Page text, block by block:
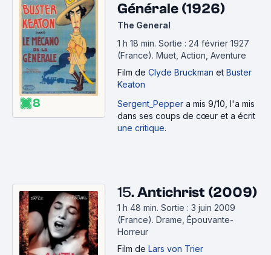
8
Générale (1926)
The General
1 h 18 min. Sortie : 24 février 1927
(France). Muet, Action, Aventure
Film de Clyde Bruckman et Buster
Keaton
Sergent_Pepper a mis 9/10, l'a mis
dans ses coups de cœur et a écrit
une critique.
15. Antichrist (2009)
1 h 48 min. Sortie : 3 juin 2009
(France). Drame, Épouvante-
Horreur
Film de Lars von Trier